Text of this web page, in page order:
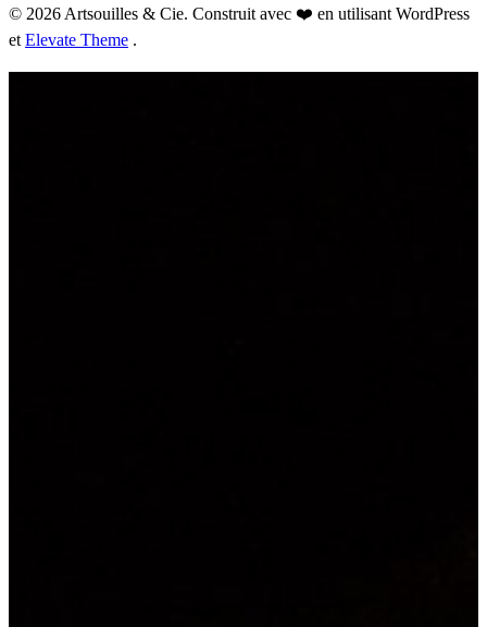
© 2026 Artsouilles & Cie. Construit avec ❤️ en utilisant WordPress
et Elevate Theme .